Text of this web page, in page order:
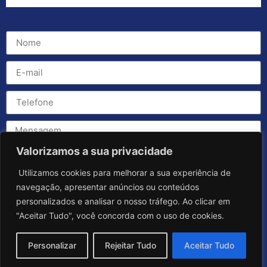
Valorizamos a sua privacidade
Utilizamos cookies para melhorar a sua experiência de
navegação, apresentar anúncios ou conteúdos
personalizados e analisar o nosso tráfego. Ao clicar em
"Aceitar Tudo", você concorda com o uso de cookies.
Personalizar Rejeitar Tudo Aceitar Tudo
Enviar